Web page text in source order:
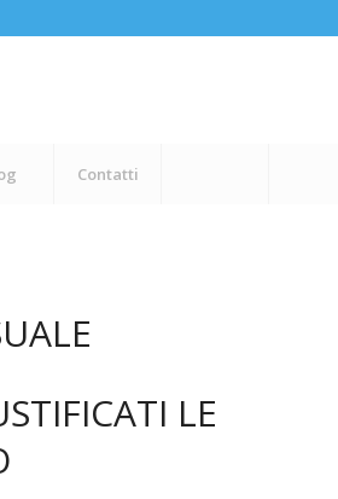
Contatti
LE